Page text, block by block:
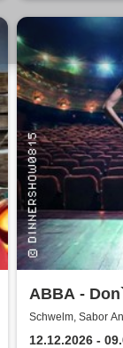
ABBA -
Schwelm, Sabor
12.12.2026 -